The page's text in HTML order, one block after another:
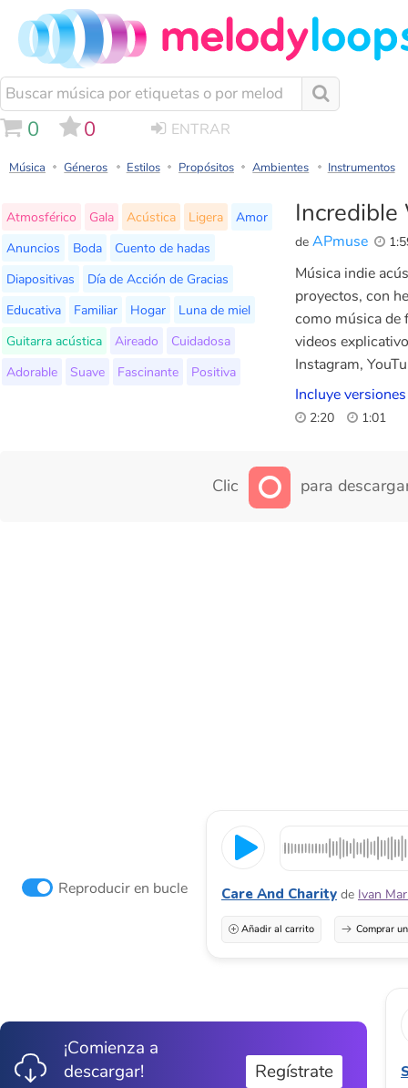
0 0 ENTRAR
Música Géneros Estilos Propósitos Ambientes Instrumentos
Incredible
de APmuse
Atmosférico Gala Acústica Ligera
Amor
Anuncios
Boda
Cuento de hadas
Diapositivas
Día de Acción de Gracias
Educativa
Familiar Hogar
Luna de miel
Guitarra acústica
Aireado
Cuidadosa
Adorable
Suave Fascinante Positiva
Música indie
proyectos, con
como música de
videos
Instagram,
Incluye
2:20 1:01
Clic para
Reproducir en bucle Care And Charity de Ivan
Añadir al carrito Comprar
¡Comienza a
descargar!
Regístrate